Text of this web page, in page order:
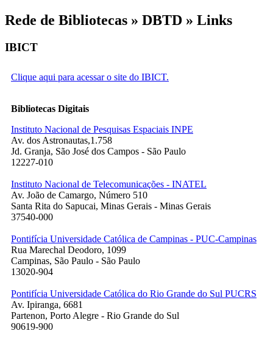
Rede de Bibliotecas » DBTD » Links
IBICT
Clique aqui para acessar o site do IBICT.
Bibliotecas Digitais
Instituto Nacional de Pesquisas Espaciais INPE
Av. dos Astronautas,1.758
Jd. Granja, São José dos Campos - São Paulo
12227-010
Instituto Nacional de Telecomunicações - INATEL
Av. João de Camargo, Número 510
Santa Rita do Sapucai, Minas Gerais - Minas Gerais
37540-000
Pontifícia Universidade Católica de Campinas - PUC-Campinas
Rua Marechal Deodoro, 1099
Campinas, São Paulo - São Paulo
13020-904
Pontifícia Universidade Católica do Rio Grande do Sul PUCRS
Av. Ipiranga, 6681
Partenon, Porto Alegre - Rio Grande do Sul
90619-900